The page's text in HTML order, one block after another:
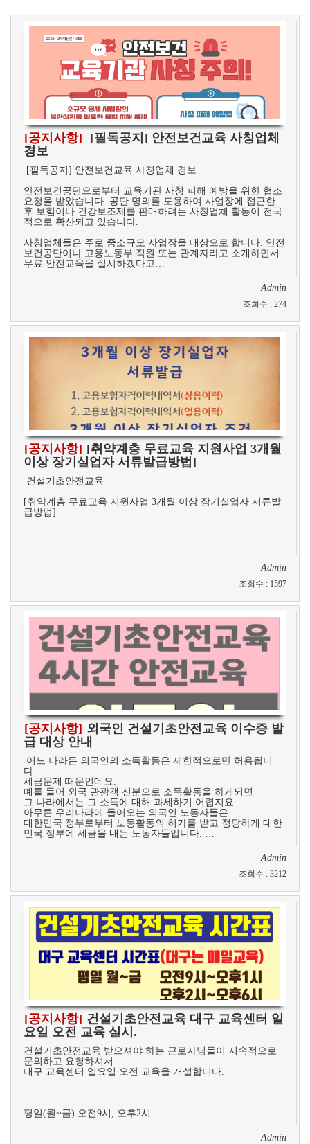
[공지사항] ​ [필독공지] 안전보건교육 사칭업체
경보
​ [필독공지] 안전보건교육 사칭업체 경보
안전보건공단으로부터 교육기관 사칭 피해 예방을 위한 협조
요청을 받았습니다. 공단 명의를 도용하여 사업장에 접근한
후 보험이나 건강보조제를 판매하려는 사칭업체 활동이 전국
적으로 확산되고 있습니다.
사칭업체들은 주로 중소규모 사업장을 대상으로 합니다. 안전
보건공단이나 고용노동부 직원 또는 관계자라고 소개하면서
무료 안전교육을 실시하겠다고…
Admin
조회수 : 274
[공지사항] [취약계층 무료교육 지원사업​ 3개월
이상 장기실업자 서류발급방법]
​ 건설기초안전교육
[취약계층 무료교육 지원사업​ 3개월 이상 장기실업자 서류발
급방법]
Admin
조회수 : 1597
[공지사항] 외국인 건설기초안전교육 이수증 발
급 대상 안내
​ ​어느 나라든 외국인의 소득활동은 제한적으로만 허용됩니
다.
세금문제 때문인데요.
예를 들어 외국 관광객 신분으로 소득활동을 하게되면
그 나라에서는 그 소득에 대해 과세하기 어렵지요.
아무튼 우리나라에 들어오는 외국인 노동자들은
대한민국 정부로부터 노동활동의 허가를 받고 정당하게 대한
민국 정부에 세금을 내는 노동자들입니다. …
Admin
조회수 : 3212
[공지사항] 건설기초안전교육 대구 교육센터 일
요일 오전 교육 실시.
​건설기초안전교육 받으셔야 하는 근로자님들이 지속적으로
문의하고 요청하셔서
대구 교육센터 일요일 오전 교육을 개설합니다.
평일(월~금) 오전9시, 오후2시…
Admin